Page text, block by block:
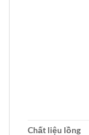
Chất liệu lồng